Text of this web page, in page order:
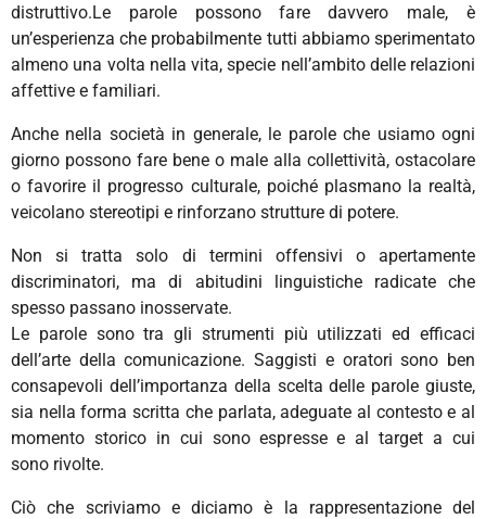
distruttivo.Le parole possono fare davvero male, è
un’esperienza che probabilmente tutti abbiamo sperimentato
almeno una volta nella vita, specie nell’ambito delle relazioni
affettive e familiari.
Anche nella società in generale, le parole che usiamo ogni
giorno possono fare bene o male alla collettività, ostacolare
o favorire il progresso culturale, poiché plasmano la realtà,
veicolano stereotipi e rinforzano strutture di potere.
Non si tratta solo di termini offensivi o apertamente
discriminatori, ma di abitudini linguistiche radicate che
spesso passano inosservate.
Le parole sono tra gli strumenti più utilizzati ed efficaci
dell’arte della comunicazione. Saggisti e oratori sono ben
consapevoli dell’importanza della scelta delle parole giuste,
sia nella forma scritta che parlata, adeguate al contesto e al
momento storico in cui sono espresse e al target a cui
sono rivolte.
Ciò che scriviamo e diciamo è la rappresentazione del